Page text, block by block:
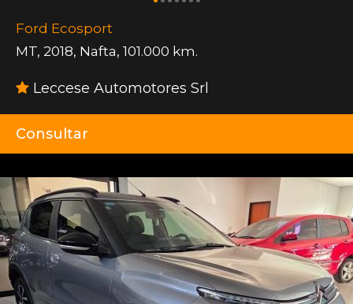
Ford Ecosport
MT, 2018, Nafta, 101.000 km.
Leccese Automotores Srl
Consultar